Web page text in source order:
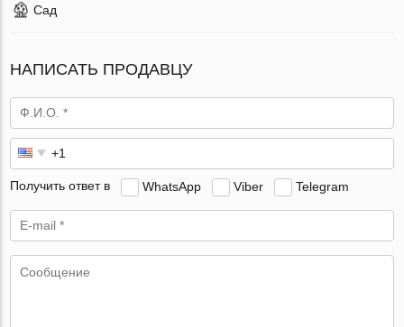
Сад
НАПИСАТЬ ПРОДАВЦУ
Получить ответ в WhatsApp Viber Telegram